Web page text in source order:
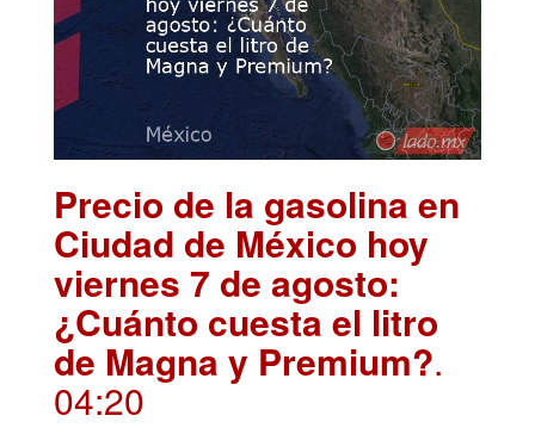
Precio de la gasolina en
Ciudad de México hoy
viernes 7 de agosto:
¿Cuánto cuesta el litro
de Magna y Premium?.
04:20